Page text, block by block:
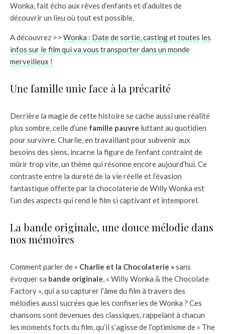
Wonka, fait écho aux rêves d’enfants et d’adultes de
découvrir un lieu où tout est possible.
A découvrez >> Wonka : Date de sortie, casting et toutes les
infos sur le film qui va vous transporter dans un monde
merveilleux !
Une famille unie face à la précarité
Derrière la magie de cette histoire se cache aussi une réalité
plus sombre, celle d’une famille pauvre luttant au quotidien
pour survivre. Charlie, en travaillant pour subvenir aux
besoins des siens, incarne la figure de l’enfant contraint de
mûrir trop vite, un thème qui résonne encore aujourd’hui. Ce
contraste entre la dureté de la vie réelle et l’évasion
fantastique offerte par la chocolaterie de Willy Wonka est
l’un des aspects qui rend le film si captivant et intemporel.
La bande originale, une douce mélodie dans
nos mémoires
Comment parler de « Charlie et la Chocolaterie »sans
évoquer sa bande originale, « Willy Wonka & the Chocolate
Factory », qui a su capturer l’âme du film à travers des
mélodies aussi sucrées que les confiseries de Wonka ? Ces
chansons sont devenues des classiques, rappelant à chacun
les moments forts du film, qu’il s’agisse de l’optimisme de « The